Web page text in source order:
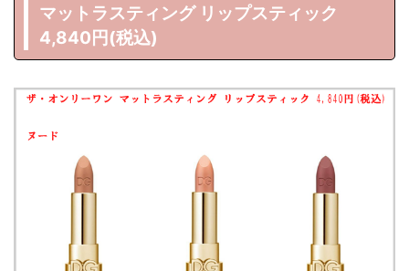
マットラスティング リップスティック
4,840円(税込)